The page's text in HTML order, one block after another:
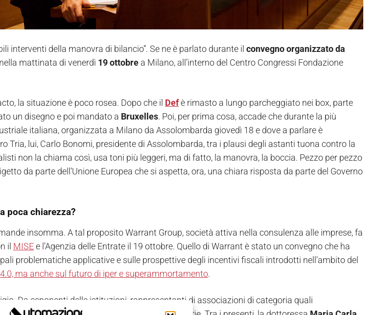
interventi della manovra di bilancio”. Se ne è parlato durante il convegno organizzato da
mattinata di venerdì 19 ottobre a Milano, all’interno del Centro Congressi Fondazione
la situazione è poco rosea. Dopo che il Defè rimasto a lungo parcheggiato nei box, parte
un disegno e poi mandato a Bruxelles. Poi, per prima cosa, accade che durante la più
italiana, organizzata a Milano da Assolombarda giovedì 18 e dove a parlare è
Tria, lui, Carlo Bonomi, presidente di Assolombarda, tra i plausi degli astanti tuona contro la
non la chiama così, usa toni più leggeri, ma di fatto, la manovra, la boccia. Pezzo per pezzo
da parte dell’Unione Europea che si aspetta, ora, una chiara risposta da parte del Governo
poca chiarezza?
insomma. A tal proposito Warrant Group, società attiva nella consulenza alle imprese, fa
il MISEe l’Agenzia delle Entrate il 19 ottobre. Quello di Warrant è stato un convegno che ha
problematiche applicative e sulle prospettive degli incentivi fiscali introdotti nell’ambito del
ma anche sul futuro di iper e superammortamento.
Da esponenti delle istituzioni, rappresentanti di associazioni di categoria quali